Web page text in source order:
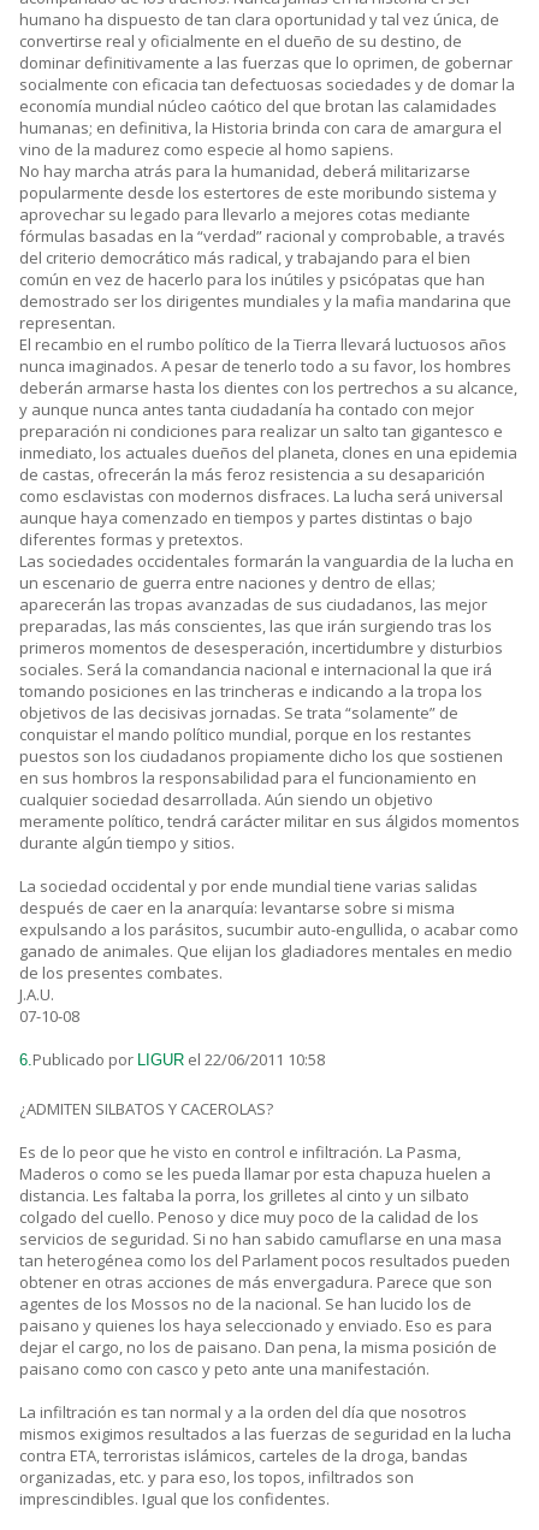
humano ha dispuesto de tan clara oportunidad y tal vez única, de
convertirse real y oficialmente en el dueño de su destino, de
dominar definitivamente a las fuerzas que lo oprimen, de gobernar
socialmente con eficacia tan defectuosas sociedades y de domar la
economía mundial núcleo caótico del que brotan las calamidades
humanas; en definitiva, la Historia brinda con cara de amargura el
vino de la madurez como especie al homo sapiens.
No hay marcha atrás para la humanidad, deberá militarizarse
popularmente desde los estertores de este moribundo sistema y
aprovechar su legado para llevarlo a mejores cotas mediante
fórmulas basadas en la “verdad” racional y comprobable, a través
del criterio democrático más radical, y trabajando para el bien
común en vez de hacerlo para los inútiles y psicópatas que han
demostrado ser los dirigentes mundiales y la mafia mandarina que
representan.
El recambio en el rumbo político de la Tierra llevará luctuosos años
nunca imaginados. A pesar de tenerlo todo a su favor, los hombres
deberán armarse hasta los dientes con los pertrechos a su alcance,
y aunque nunca antes tanta ciudadanía ha contado con mejor
preparación ni condiciones para realizar un salto tan gigantesco e
inmediato, los actuales dueños del planeta, clones en una epidemia
de castas, ofrecerán la más feroz resistencia a su desaparición
como esclavistas con modernos disfraces. La lucha será universal
aunque haya comenzado en tiempos y partes distintas o bajo
diferentes formas y pretextos.
Las sociedades occidentales formarán la vanguardia de la lucha en
un escenario de guerra entre naciones y dentro de ellas;
aparecerán las tropas avanzadas de sus ciudadanos, las mejor
preparadas, las más conscientes, las que irán surgiendo tras los
primeros momentos de desesperación, incertidumbre y disturbios
sociales. Será la comandancia nacional e internacional la que irá
tomando posiciones en las trincheras e indicando a la tropa los
objetivos de las decisivas jornadas. Se trata “solamente” de
conquistar el mando político mundial, porque en los restantes
puestos son los ciudadanos propiamente dicho los que sostienen
en sus hombros la responsabilidad para el funcionamiento en
cualquier sociedad desarrollada. Aún siendo un objetivo
meramente político, tendrá carácter militar en sus álgidos momentos
durante algún tiempo y sitios.
La sociedad occidental y por ende mundial tiene varias salidas
después de caer en la anarquía: levantarse sobre si misma
expulsando a los parásitos, sucumbir auto-engullida, o acabar como
ganado de animales. Que elijan los gladiadores mentales en medio
de los presentes combates.
J.A.U.
07-10-08
6.Publicado por LIGUR el 22/06/2011 10:58
¿ADMITEN SILBATOS Y CACEROLAS?
Es de lo peor que he visto en control e infiltración. La Pasma,
Maderos o como se les pueda llamar por esta chapuza huelen a
distancia. Les faltaba la porra, los grilletes al cinto y un silbato
colgado del cuello. Penoso y dice muy poco de la calidad de los
servicios de seguridad. Si no han sabido camuflarse en una masa
tan heterogénea como los del Parlament pocos resultados pueden
obtener en otras acciones de más envergadura. Parece que son
agentes de los Mossos no de la nacional. Se han lucido los de
paisano y quienes los haya seleccionado y enviado. Eso es para
dejar el cargo, no los de paisano. Dan pena, la misma posición de
paisano como con casco y peto ante una manifestación.
La infiltración es tan normal y a la orden del día que nosotros
mismos exigimos resultados a las fuerzas de seguridad en la lucha
contra ETA, terroristas islámicos, carteles de la droga, bandas
organizadas, etc. y para eso, los topos, infiltrados son
imprescindibles. Igual que los confidentes.